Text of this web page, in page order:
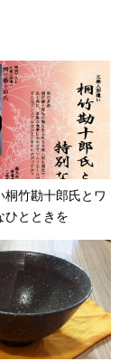
桐竹勘十郎氏とワ
ひとときを